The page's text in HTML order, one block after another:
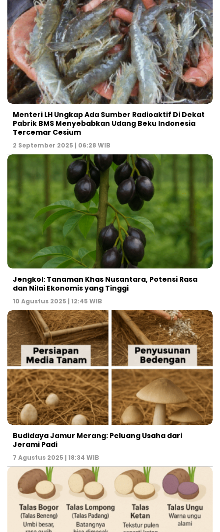
Menteri LH Ungkap Ada Sumber Radioaktif Di Dekat
Pabrik BMS Menyebabkan Udang Beku Indonesia
Tercemar Cesium
2 September 2025 | 06:28 WIB
Jengkol: Tanaman Khas Nusantara, Potensi Rasa
dan Nilai Ekonomis yang Tinggi
10 Agustus 2025 | 12:45 WIB
Budidaya Jamur Merang: Peluang Usaha dari
Jerami Padi
7 Agustus 2025 | 18:34 WIB